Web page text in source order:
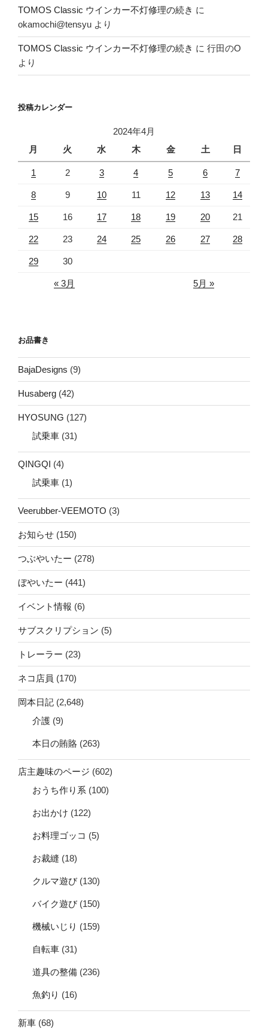
TOMOS Classic ウインカー不灯修理の続き に
okamochi@tensyu より
TOMOS Classic ウインカー不灯修理の続き に 行田のO
より
投稿カレンダー
2024年4月
月
火 水 木 金 土 日
1 2 3 4 5 6 7
8 9 10 11 12 13 14
15 16 17 18 19 20 21
22 23 24 25 26 27 28
29 30
« 3月 5月 »
お品書き
BajaDesigns (9)
Husaberg (42)
HYOSUNG (127)
試乗車 (31)
QINGQI (4)
試乗車 (1)
Veerubber-VEEMOTO (3)
お知らせ (150)
つぶやいたー (278)
ぼやいたー (441)
イベント情報 (6)
サブスクリプション (5)
トレーラー (23)
ネコ店員 (170)
岡本日記 (2,648)
介護 (9)
本日の賄賂 (263)
店主趣味のページ (602)
おうち作り系 (100)
お出かけ (122)
お料理ゴッコ (5)
お裁縫 (18)
クルマ遊び (130)
バイク遊び (150)
機械いじり (159)
自転車 (31)
道具の整備 (236)
魚釣り (16)
新車 (68)